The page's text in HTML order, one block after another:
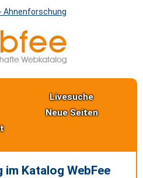
Livesuche
Neue Seiten
Katalog WebFee